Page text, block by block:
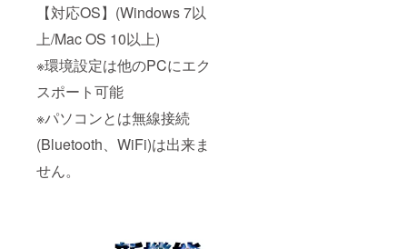
【対応OS】(Windows 7以
上/Mac OS 10以上)
※環境設定は他のPCにエク
スポート可能
※パソコンとは無線接続
(Bluetooth、WiFi)は出来ま
せん。